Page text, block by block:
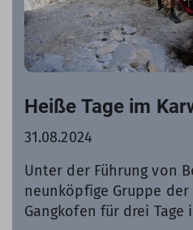
Heiße Tage im
31.08.2024
Unter der Führung von
neunköpfige Gruppe der
Gangkofen für drei Tage